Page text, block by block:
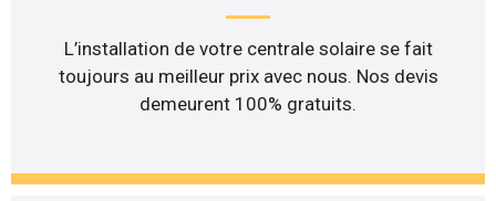
L’installation de votre centrale solaire se fait
toujours au meilleur prix avec nous. Nos devis
demeurent 100% gratuits.